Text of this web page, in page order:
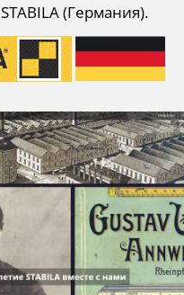
STABILA(Германия).